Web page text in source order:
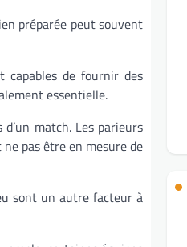
préparée peut souvent
de fournir des
essentielle.
match. Les parieurs
pas être en mesure de
sont un autre facteur à